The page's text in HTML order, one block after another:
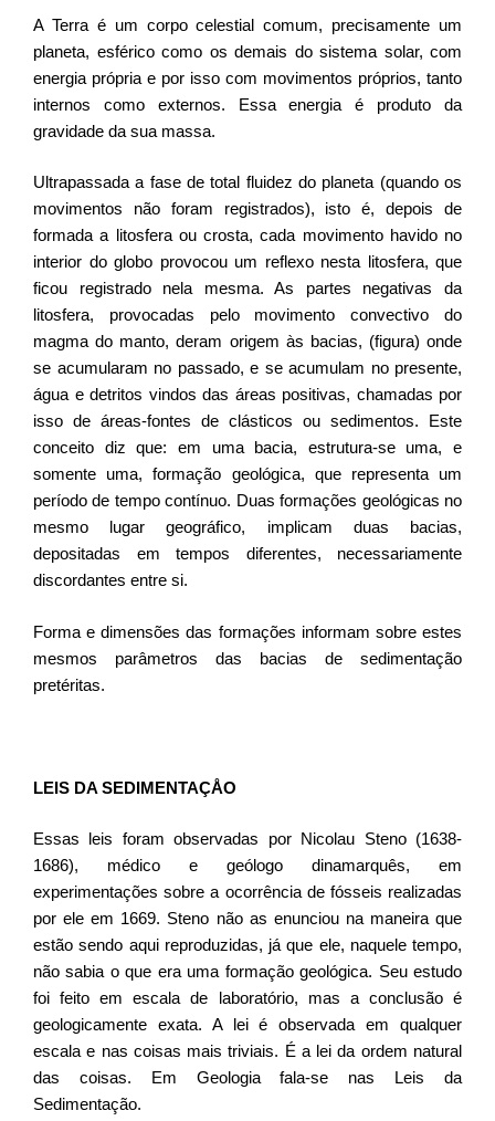
A Terra é um corpo celestial comum, precisamente um
planeta, esférico como os demais do sistema solar, com
energia própria e por isso com movimentos próprios, tanto
internos como externos. Essa energia é produto da
gravidade da sua massa.
Ultrapassada a fase de total fluidez do planeta (quando os
movimentos não foram registrados), isto é, depois de
formada a litosfera ou crosta, cada movimento havido no
interior do globo provocou um reflexo nesta litosfera, que
ficou registrado nela mesma. As partes negativas da
litosfera, provocadas pelo movimento convectivo do
magma do manto, deram origem às bacias, (figura) onde
se acumularam no passado, e se acumulam no presente,
água e detritos vindos das áreas positivas, chamadas por
isso de áreas-fontes de clásticos ou sedimentos. Este
conceito diz que: em uma bacia, estrutura-se uma, e
somente uma, formação geológica, que representa um
período de tempo contínuo. Duas formações geológicas no
mesmo lugar geográfico, implicam duas bacias,
depositadas em tempos diferentes, necessariamente
discordantes entre si.
Forma e dimensões das formações informam sobre estes
mesmos parâmetros das bacias de sedimentação
pretéritas.
LEIS DA SEDIMENTAÇÅO
Essas leis foram observadas por Nicolau Steno (1638-
1686), médico e geólogo dinamarquês, em
experimentações sobre a ocorrência de fósseis realizadas
por ele em 1669. Steno não as enunciou na maneira que
estão sendo aqui reproduzidas, já que ele, naquele tempo,
não sabia o que era uma formação geológica. Seu estudo
foi feito em escala de laboratório, mas a conclusão é
geologicamente exata. A lei é observada em qualquer
escala e nas coisas mais triviais. É a lei da ordem natural
das coisas. Em Geologia fala-se nas Leis da
Sedimentação.